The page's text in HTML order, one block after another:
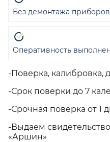
-Поверка, калибровка,
-Срок поверки до 7
-Срочная поверка от 1
-Выдаем
«Аршин»
Без демонтажа приборов
Оперативность